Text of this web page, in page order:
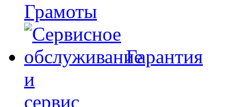
Грамоты
Гарантия
и
сервис